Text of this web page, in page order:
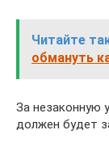
Читайте
обмануть
За незаконную
должен будет